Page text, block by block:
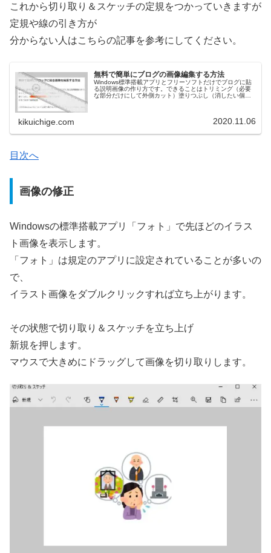
これから切り取り＆スケッチの定規をつかっていきますが
定規や線の引き方が
分からない人はこちらの記事を参考にしてください。
無料で簡単にブログの画像編集する方法
Windows標準搭載アプリとフリーソフトだけでブログに貼
る説明画像の作り方です。できることはトリミング（必要
な部分だけにして外側カット）塗りつぶし（消したい個人
kikuichige.com 2020.11.06
目次へ
画像の修正
Windowsの標準搭載アプリ「フォト」で先ほどのイラス
ト画像を表示します。
「フォト」は規定のアプリに設定されていることが多いの
で、
イラスト画像をダブルクリックすれば立ち上がります。
その状態で切り取り＆スケッチを立ち上げ
新規を押します。
マウスで大きめにドラッグして画像を切り取りします。